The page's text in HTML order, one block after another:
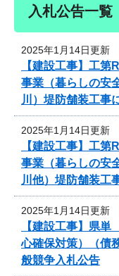
入札公告一覧
2025年1月14日更新
【建設工事】工
事業（暮らしの安
川）堤防舗装工事
2025年1月14日更新
【建設工事】工
事業（暮らしの安
川他）堤防舗装工
2025年1月14日更新
【建設工事】県
心確保対策）（
般競争入札公告